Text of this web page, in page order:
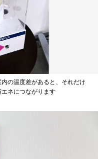
の温度差があると、それだけ
ネにつながります